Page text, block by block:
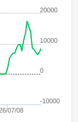
07/08
0
10000
20000
-10000